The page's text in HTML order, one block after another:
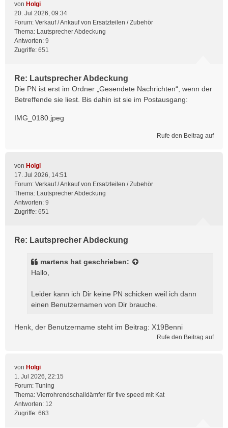
von Holgi
20. Jul 2026, 09:34
Forum: Verkauf / Ankauf von Ersatzteilen / Zubehör
Thema: Lautsprecher Abdeckung
Antworten: 9
Zugriffe: 651
Re: Lautsprecher Abdeckung
Die PN ist erst im Ordner „Gesendete Nachrichten“, wenn der
Betreffende sie liest. Bis dahin ist sie im Postausgang:
IMG_0180.jpeg
Rufe den Beitrag auf
von Holgi
17. Jul 2026, 14:51
Forum: Verkauf / Ankauf von Ersatzteilen / Zubehör
Thema: Lautsprecher Abdeckung
Antworten: 9
Zugriffe: 651
Re: Lautsprecher Abdeckung
martens hat geschrieben:
Hallo,
Leider kann ich Dir keine PN schicken weil ich dann
einen Benutzernamen von Dir brauche.
Henk, der Benutzername steht im Beitrag: X19Benni
Rufe den Beitrag auf
von Holgi
1. Jul 2026, 22:15
Forum: Tuning
Thema: Vierrohrendschalldämfer für five speed mit Kat
Antworten: 12
Zugriffe: 663